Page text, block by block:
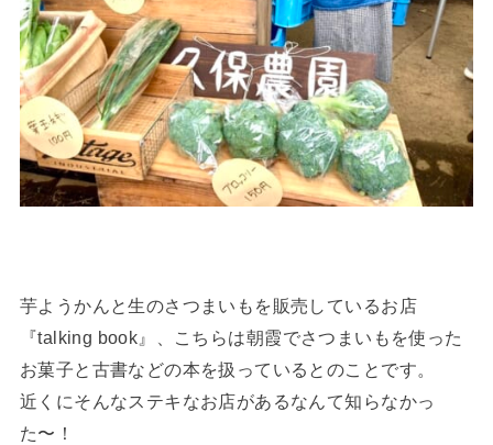
芋ようかんと生のさつまいもを販売しているお店
『talking book』、こちらは朝霞でさつまいもを使った
お菓子と古書などの本を扱っているとのことです。
近くにそんなステキなお店があるなんて知らなかっ
た〜！